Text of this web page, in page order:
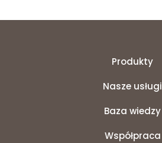
Produkty
Nasze usługi
Baza wiedzy
Współpraca